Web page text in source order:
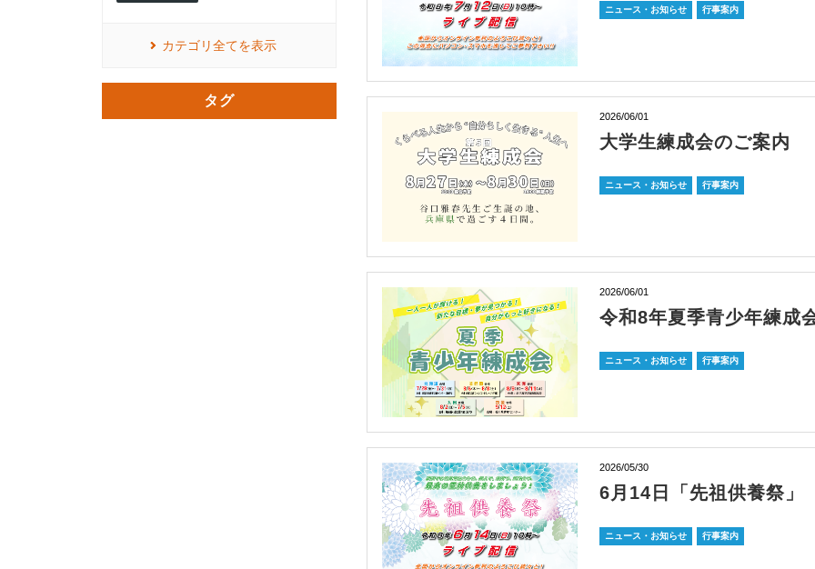
ニュース・お知らせ 行事案内
2026/06/01
大学生練成会のご案内
ニュース・お知らせ 行事案内
2026/06/01
令和8年夏季青少年練成
ニュース・お知らせ 行事案内
2026/05/30
6月14日「先祖供養祭」
ニュース・お知らせ 行事案内
カテゴリ全てを表示
タグ